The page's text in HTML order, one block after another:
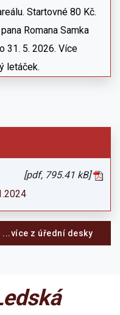
Startovné 80 Kč.
Romana Samka
31. 5. 2026. Více
letáček.
[pdf, 795.41 kB]
...více z úřední desky